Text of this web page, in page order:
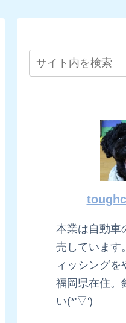
本業は自動車
売しています
ィッシングを
福岡県在住。
い(*'▽')